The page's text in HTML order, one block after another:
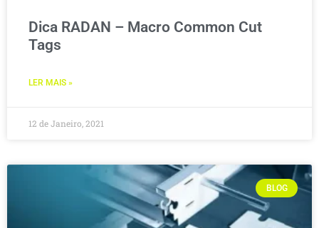
Dica RADAN – Macro Common Cut
Tags
LER MAIS »
12 de Janeiro, 2021
BLOG